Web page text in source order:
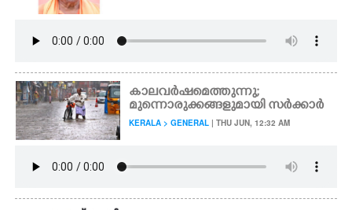
കാലവർഷമെത്തുന്നു;
മുന്നൊരുക്കങ്ങളുമായി സർക്കാർ
KERALA > GENERAL | THU JUN, 12:32 AM